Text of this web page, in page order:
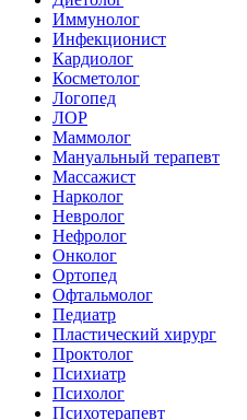
Иммунолог
Инфекционист
Кардиолог
Косметолог
Логопед
ЛОР
Маммолог
Мануальный терапевт
Массажист
Нарколог
Невролог
Нефролог
Онколог
Ортопед
Офтальмолог
Педиатр
Пластический хирург
Проктолог
Психиатр
Психолог
Психотерапевт